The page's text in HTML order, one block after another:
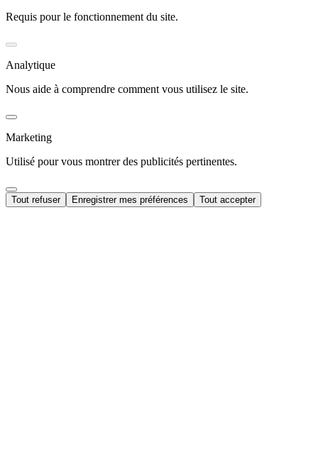
Requis pour le fonctionnement du site.
Analytique
Nous aide à comprendre comment vous utilisez le site.
Marketing
Utilisé pour vous montrer des publicités pertinentes.
Tout refuser Enregistrer mes préférences Tout accepter